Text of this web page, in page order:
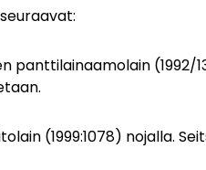
panttilainaamolain (1992/
(1999:1078) nojalla.